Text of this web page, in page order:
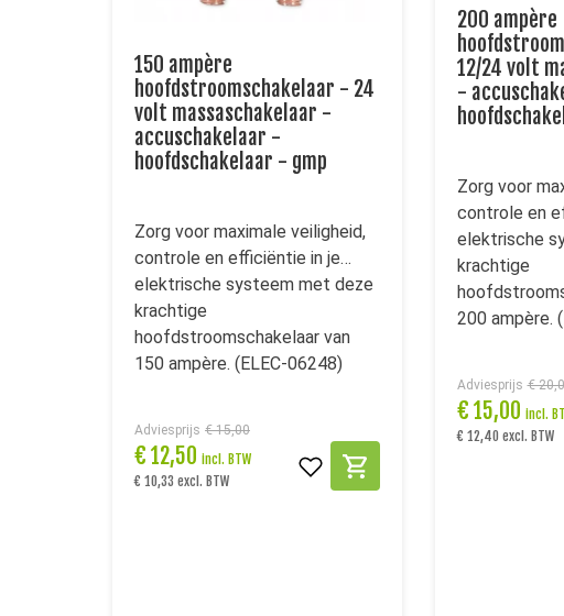
150 ampère
hoofdstroomschakelaar - 24
volt massaschakelaar -
accuschakelaar -
hoofdschakelaar - gmp
Zorg voor maximale veiligheid,
controle en efficiëntie in je
elektrische systeem met deze
krachtige
hoofdstroomschakelaar van
150 ampère. (ELEC-06248)
Adviesprijs € 15,00
€ 12,50 incl. BTW
€ 10,33 excl. BTW
200 ampère
12/24 volt
-
Zorg voor
controle en
elektrische
krachtige
200 ampère.
Adviesprijs €
€ 15,00 incl.
€ 12,40 excl. BTW